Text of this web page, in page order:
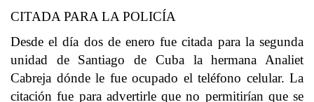
CITADA PARA LA POLICÍA
Desde el día dos de enero fue citada para la segunda
unidad de Santiago de Cuba la hermana Analiet
Cabreja dónde le fue ocupado el teléfono celular. La
citación fue para advertirle que no permitirían que se